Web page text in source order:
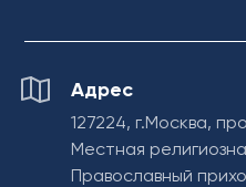
Адрес
127224, г.Москва,
Местная
Православный